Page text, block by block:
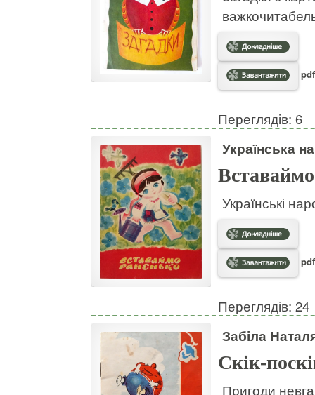
Переглядів: 6
Українська
Українські
Переглядів: 24
Забіла
Скік-
Пригоди